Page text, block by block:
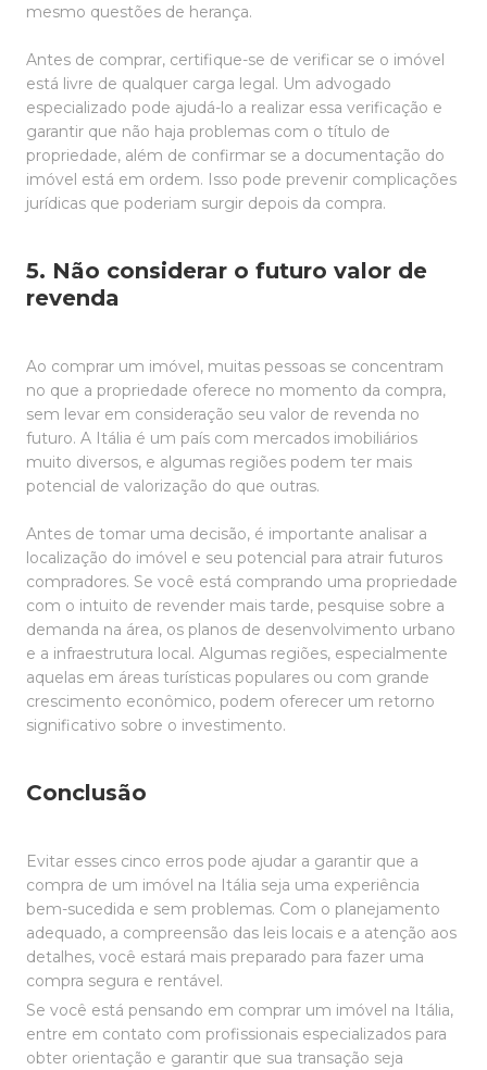
mesmo questões de herança.
Antes de comprar, certifique-se de verificar se o imóvel
está livre de qualquer carga legal. Um advogado
especializado pode ajudá-lo a realizar essa verificação e
garantir que não haja problemas com o título de
propriedade, além de confirmar se a documentação do
imóvel está em ordem. Isso pode prevenir complicações
jurídicas que poderiam surgir depois da compra.
5. Não considerar o futuro valor de
revenda
Ao comprar um imóvel, muitas pessoas se concentram
no que a propriedade oferece no momento da compra,
sem levar em consideração seu valor de revenda no
futuro. A Itália é um país com mercados imobiliários
muito diversos, e algumas regiões podem ter mais
potencial de valorização do que outras.
Antes de tomar uma decisão, é importante analisar a
localização do imóvel e seu potencial para atrair futuros
compradores. Se você está comprando uma propriedade
com o intuito de revender mais tarde, pesquise sobre a
demanda na área, os planos de desenvolvimento urbano
e a infraestrutura local. Algumas regiões, especialmente
aquelas em áreas turísticas populares ou com grande
crescimento econômico, podem oferecer um retorno
significativo sobre o investimento.
Conclusão
Evitar esses cinco erros pode ajudar a garantir que a
compra de um imóvel na Itália seja uma experiência
bem-sucedida e sem problemas. Com o planejamento
adequado, a compreensão das leis locais e a atenção aos
detalhes, você estará mais preparado para fazer uma
compra segura e rentável.
Se você está pensando em comprar um imóvel na Itália,
entre em contato com profissionais especializados para
obter orientação e garantir que sua transação seja